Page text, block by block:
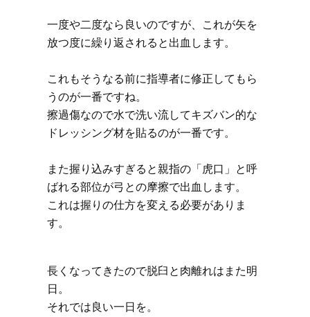
一度や二度なら良いのですが、これが矢を
放つ度に繰り返されると出血します。
これもそうなる前に指導者に修正してもら
うのが一番ですね。
擦過傷なので水で洗い流してキズバン的な
ドレッシング材を貼るのが一番です。
また握り込みすぎると親指の「虎口」と呼
ばれる部位が弓との摩擦で出血します。
これは握りの仕方を変える必要がありま
す。
長くなってきたので脱臼と肉離れはまた明
日。
それでは良い一日を。